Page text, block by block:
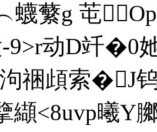
︵蠛蘩g 芚
9>r动D竏�0
祵頉索
纈<8uvp曦Y